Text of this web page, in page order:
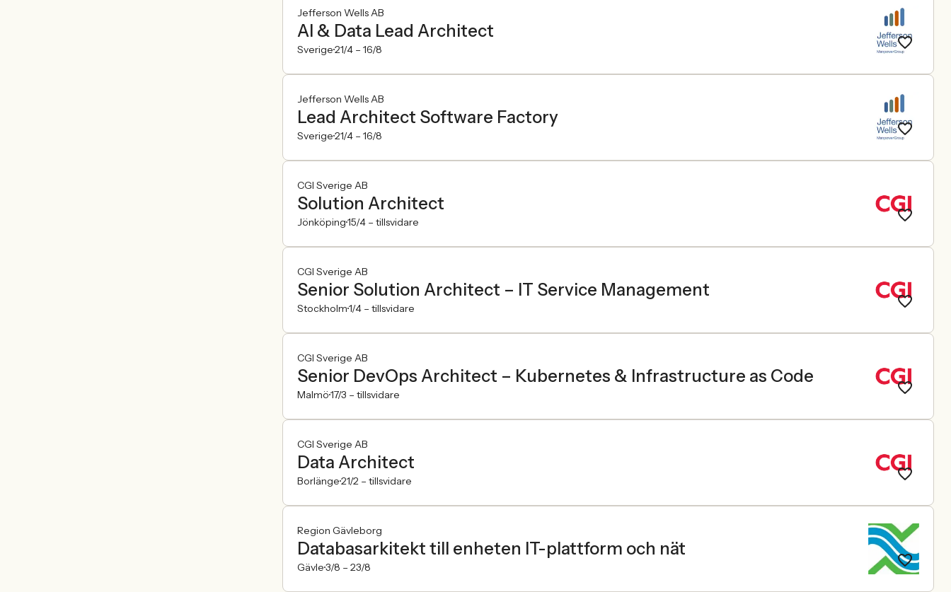
Jefferson Wells AB
AI & Data Lead Architect
Sverige21/4 – 16/8
Jefferson Wells AB
Lead Architect Software Factory
Sverige21/4 – 16/8
CGI Sverige AB
Solution Architect
Jönköping15/4 – tillsvidare
CGI Sverige AB
Senior Solution Architect – IT Service Management
Stockholm1/4 – tillsvidare
CGI Sverige AB
Senior DevOps Architect – Kubernetes & Infrastructure as Code
Malmö17/3 – tillsvidare
CGI Sverige AB
Data Architect
Borlänge21/2 – tillsvidare
Region Gävleborg
Databasarkitekt till enheten IT-plattform och nät
Gävle3/8 – 23/8